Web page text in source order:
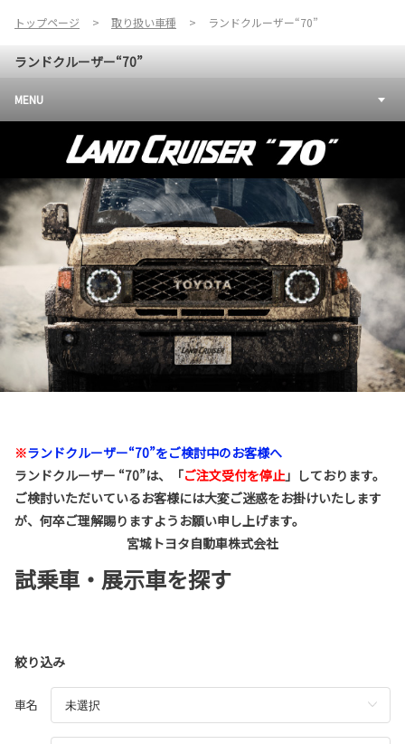
トップページ 取り扱い車種 ランドクルーザー“70”
ランドクルーザー“70”
MENU
※ランドクルーザー“70”をご検討中のお客様へ
ランドクルーザー “70”は、「ご注文受付を停止」しております。
ご検討いただいているお客様には大変ご迷惑をお掛けいたします
が、何卒ご理解賜りますようお願い申し上げます。
宮城トヨタ自動車株式会社
試乗車・展示車を探す
絞り込み
車名